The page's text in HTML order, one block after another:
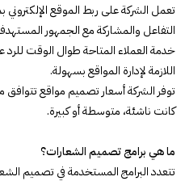
تعمل الشركة على ربط الموقع الإلكتروني
التفاعل والمشاركة مع الجمهور
خدمة العملاء المتاحة طوال الوقت للرد
اللازمة لإدارة المواقع بسهولة.
توفر الشركة أسعار تصميم مواقع تتوافق
كانت ناشئة، متوسطة أو كبيرة.
ما هي برامج تصميم الشعارات؟
تتعدد البرامج المستخدمة في تصميم